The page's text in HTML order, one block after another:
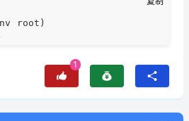
1